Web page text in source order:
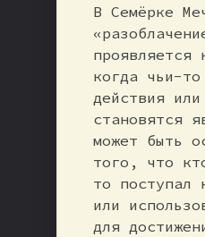
В Семёрке
проявляется
когда чьи-то
действия
становятся
может быть
того, что
то поступал
или
для